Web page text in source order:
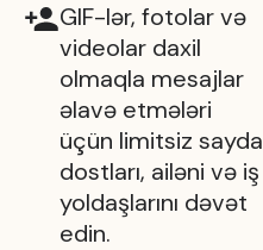
GIF-lər, fotolar və
videolar daxil
olmaqla mesajlar
əlavə etmələri
üçün limitsiz sayda
dostları, ailəni və iş
yoldaşlarını dəvət
edin.